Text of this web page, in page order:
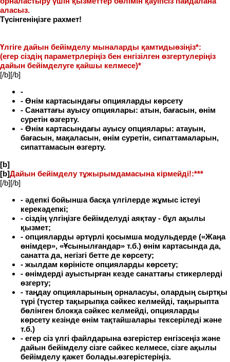
аласыз.
Түсінгеніңізге рахмет!
Үлгіге дайын бейімделу мыналарды қамтидыөзіңіз*:
(егер сіздің параметрлеріңіз бен енгізілген өзгертулеріңіз
дайын бейімделуге қайшы келмесе)*
[/b][/b]
-
- Өнім картасындағы опцияларды көрсету
- Санаттағы ауысу опциялары: атын, бағасын, өнім
суретін өзгерту.
- Өнім картасындағы ауысу опциялары: атауын,
бағасын, мақаласын, өнім суретін, сипаттамаларын,
сипаттамасын өзгерту.
[b]
[b]Дайын бейімделу тұжырымдамасына кірмейді!:***
[/b][/b]
- әдепкі бойынша басқа үлгілерде жұмыс істеуі
керекәдепкі;
- сіздің үлгіңізге бейімделуді аяқтау - бұл ақылы
қызмет;
- опцияларды әртүрлі қосымша модульдерде («Жаңа
өнімдер», «Ұсынылғандар» т.б.) өнім картасында да,
санатта да, негізгі бетте де көрсету;
- жылдам көріністе опцияларды көрсету;
- өнімдерді ауыстырған кезде санаттағы стикерлерді
өзгерту;
- таңдау опцияларының орналасуы, олардың сыртқы
түрі (түстер тақырыпқа сәйкес келмейді, тақырыпта
бөлінген блокқа сәйкес келмейді, опцияларды
көрсету кезінде өнім тақтайшалары тексеріледі және
т.б.)
- егер сіз үлгі файлдарына өзгерістер енгізсеңіз және
дайын бейімделу сізге сәйкес келмесе, сізге ақылы
бейімделу қажет болады.өзгерістеріңіз.